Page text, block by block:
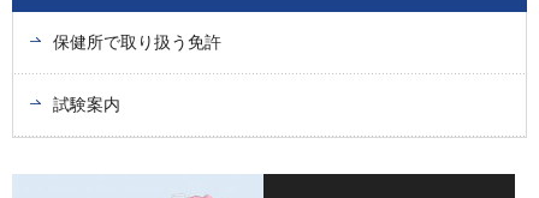
保健所で取り扱う免許
試験案内